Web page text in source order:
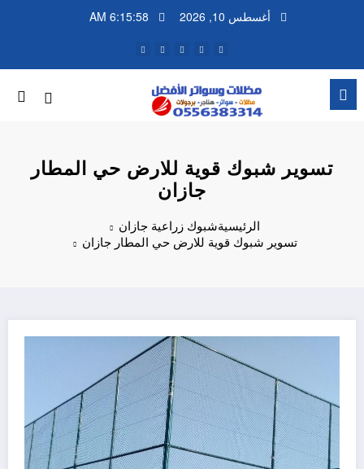
أغسطس 10, 2026 6:15:58 AM
تسوير شبوك قوية للارض حي المطار
جازان
الرئيسيةشبوك زراعية جازان
تسوير شبوك قوية للارض حي المطار جازان